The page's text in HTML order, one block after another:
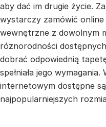
aby dać im drugie życie.
wystarczy zamówić
wewnętrzne z dowolnym
różnorodności
dobrać odpowiednią
spełniała jego
internetowym dostępne
najpopularniejszych